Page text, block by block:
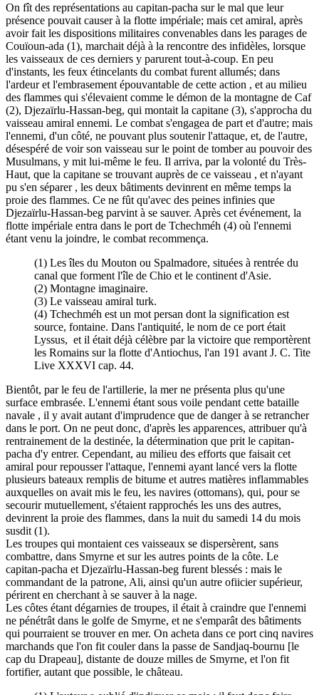
On fît des représentations au capitan-pacha sur le mal que leur
présence pouvait causer à la flotte impériale; mais cet amiral, après
avoir fait les dispositions militaires convenables dans les parages de
Couïoun-ada (1), marchait déjà à la rencontre des infidèles, lorsque
les vaisseaux de ces derniers y parurent tout-à-coup. En peu
d'instants, les feux étincelants du combat furent allumés; dans
l'ardeur et l'embrasement épouvantable de cette action , et au milieu
des flammes qui s'élevaient comme le démon de la montagne de Caf
(2), Djezaïrlu-Hassan-beg, qui montait la capitane (3), s'approcha du
vaisseau amiral ennemi. Le combat s'engagea de part et d'autre; mais
l'ennemi, d'un côté, ne pouvant plus soutenir l'attaque, et, de l'autre,
désespéré de voir son vaisseau sur le point de tomber au pouvoir des
Musulmans, y mit lui-même le feu. Il arriva, par la volonté du Très-
Haut, que la capitane se trouvant auprès de ce vaisseau , et n'ayant
pu s'en séparer , les deux bâtiments devinrent en même temps la
proie des flammes. Ce ne fût qu'avec des peines infinies que
Djezaïrlu-Hassan-beg parvint à se sauver. Après cet événement, la
flotte impériale entra dans le port de Tchechméh (4) où l'ennemi
étant venu la joindre, le combat recommença.
(1) Les îles du Mouton ou Spalmadore, situées à rentrée du
canal que forment l'île de Chio et le continent d'Asie.
(2) Montagne imaginaire.
(3) Le vaisseau amiral turk.
(4) Tchechméh est un mot persan dont la signification est
source, fontaine. Dans l'antiquité, le nom de ce port était
Lyssus, et il était déjà célèbre par la victoire que remportèrent
les Romains sur la flotte d'Antiochus, l'an 191 avant J. C. Tite
Live XXXVI cap. 44.
Bientôt, par le feu de l'artillerie, la mer ne présenta plus qu'une
surface embrasée. L'ennemi étant sous voile pendant cette bataille
navale , il y avait autant d'imprudence que de danger à se retrancher
dans le port. On ne peut donc, d'après les apparences, attribuer qu'à
rentrainement de la destinée, la détermination que prit le capitan-
pacha d'y entrer. Cependant, au milieu des efforts que faisait cet
amiral pour repousser l'attaque, l'ennemi ayant lancé vers la flotte
plusieurs bateaux remplis de bitume et autres matières inflammables
auxquelles on avait mis le feu, les navires (ottomans), qui, pour se
secourir mutuellement, s'étaient rapprochés les uns des autres,
devinrent la proie des flammes, dans la nuit du samedi 14 du mois
susdit (1).
Les troupes qui montaient ces vaisseaux se dispersèrent, sans
combattre, dans Smyrne et sur les autres points de la côte. Le
capitan-pacha et Djezaïrlu-Hassan-beg furent blessés : mais le
commandant de la patrone, Ali, ainsi qu'un autre ofiicier supérieur,
périrent en cherchant à se sauver à la nage.
Les côtes étant dégarnies de troupes, il était à craindre que l'ennemi
ne pénétrât dans le golfe de Smyrne, et ne s'emparât des bâtiments
qui pourraient se trouver en mer. On acheta dans ce port cinq navires
marchands que l'on fit couler dans la passe de Sandjaq-bournu [le
cap du Drapeau], distante de douze milles de Smyrne, et l'on fit
fortifier, autant que possible, le château.